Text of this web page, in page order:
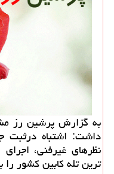
به گزارش پرشین رز
داشت: اشتباه درثبت
نظرهای غیرفنی،
ترین تله كابین كشور